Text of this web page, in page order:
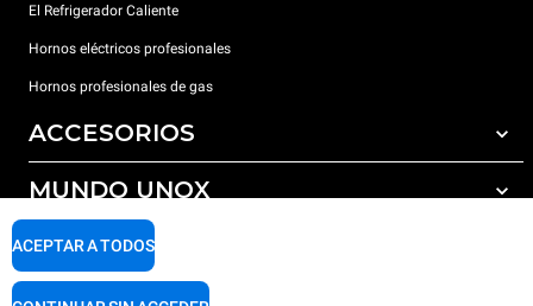
El Refrigerador Caliente
Hornos eléctricos profesionales
Hornos profesionales de gas
ACCESORIOS
Todos los accesorios
Detergentes para lavado automático
Detergentes para lavado manual
MUNDO UNOX
Nuestras sedes en el mundo
SOPORTE
ACEPTAR A TODOS